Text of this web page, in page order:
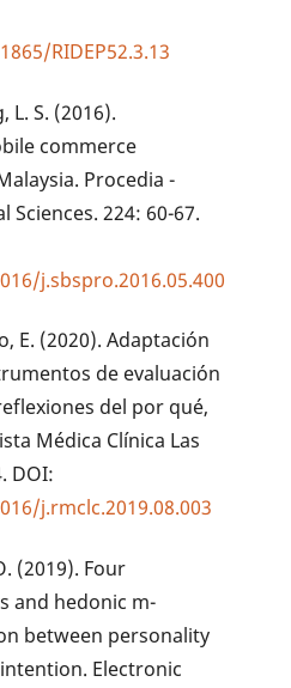
RIDEP52.3.13
L. S. (2016).
commerce
Procedia -
Sciences. 224: 60-67.
j.sbspro.2016.05.400
E. (2020). Adaptación
de evaluación
del por qué,
Médica Clínica Las
DOI:
j.rmclc.2019.08.003
(2019). Four
and hedonic m-
between personality
Electronic